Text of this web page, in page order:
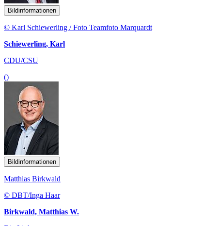
Bildinformationen
© Karl Schiewerling / Foto Teamfoto Marquardt
Schiewerling, Karl
CDU/CSU
()
Bildinformationen
Matthias Birkwald
© DBT/Inga Haar
Birkwald, Matthias W.